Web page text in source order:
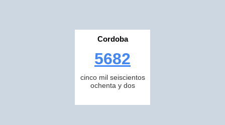
Cordoba
5682
cinco mil seiscientos
ochenta y dos